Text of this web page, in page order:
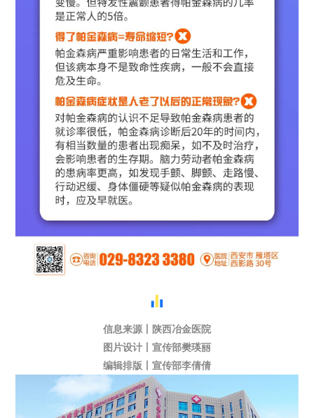
信息来源丨陕西冶金医院
图片设计丨宣传部樊瑛丽
编辑排版丨宣传部李倩倩